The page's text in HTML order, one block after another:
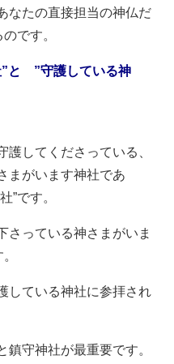
なたの直接担当の神仏だ
です。
”と ”守護している神
してくださっている、
まがいます神社であ
”です。
さっている神さまがいま
している神社に参拝され
守神社が最重要です。